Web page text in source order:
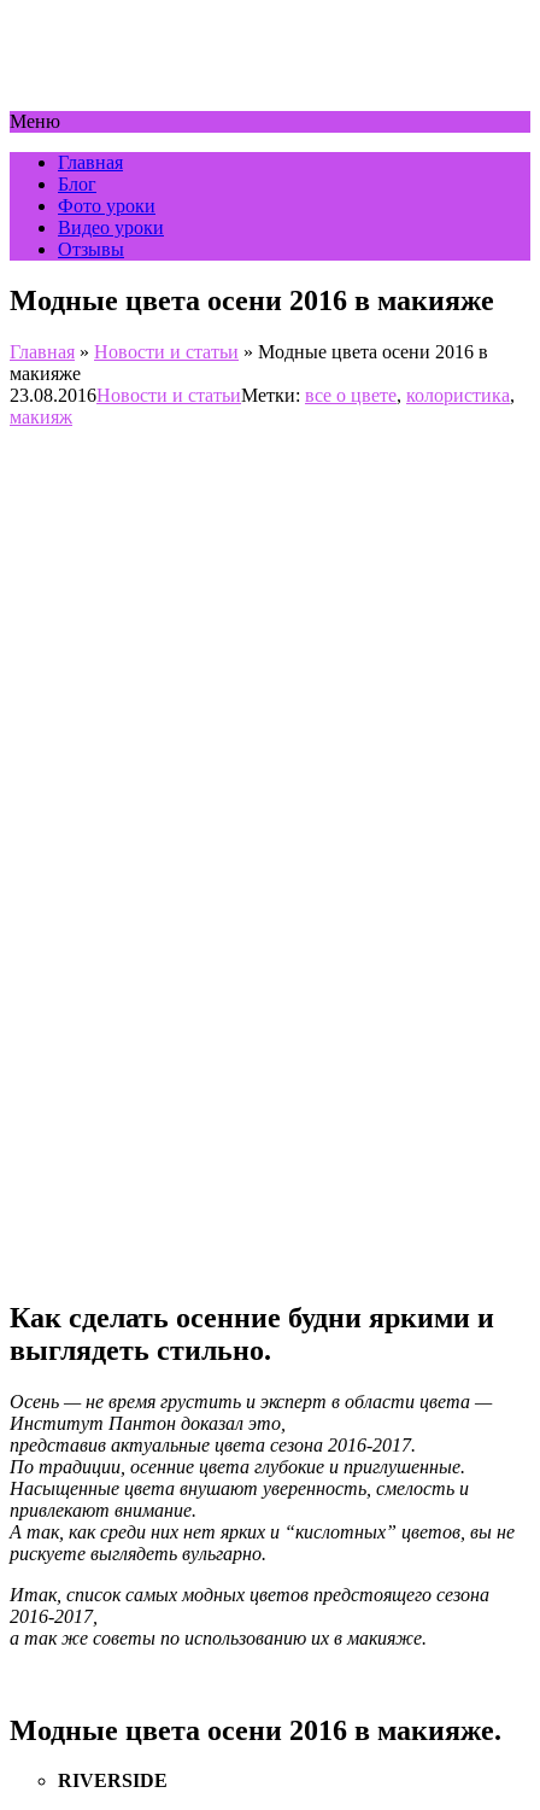
Меню
Главная
Блог
Фото уроки
Видео уроки
Отзывы
Модные цвета осени 2016 в макияже
Главная » Новости и статьи » Модные цвета осени 2016 в
макияже
23.08.2016Новости и статьиМетки: все о цвете, колористика,
макияж
Как сделать осенние будни яркими и
выглядеть стильно.
Осень — не время грустить и эксперт в области цвета —
Институт Пантон доказал это,
представив актуальные цвета сезона 2016-2017.
По традиции, осенние цвета глубокие и приглушенные.
Насыщенные цвета внушают уверенность, смелость и
привлекают внимание.
А так, как среди них нет ярких и “кислотных” цветов, вы не
рискуете выглядеть вульгарно.
Итак, список самых модных цветов предстоящего сезона
2016-2017,
а так же советы по использованию их в макияже.
Модные цвета осени 2016 в макияже.
RIVERSIDE